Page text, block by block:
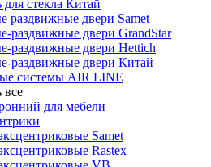
стекла Китай
раздвижные двери Samet
раздвижные двери GrandStar
раздвижные двери Hettich
раздвижные двери Китай
системы AIR LINE
все
для мебели
Samet
Rastex